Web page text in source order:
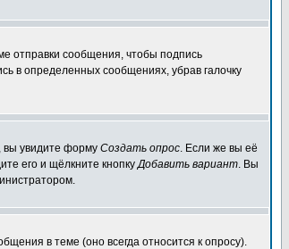
отправки сообщения, чтобы подпись
в определенных сообщениях, убрав галочку
вы увидите форму Создать опрос. Если же вы её
его и щёлкните кнопкуДобавить вариант. Вы
в теме (оно всегда относится к опросу).